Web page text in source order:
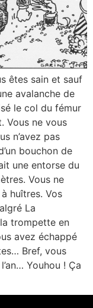
êtes sain et sauf
avalanche de
le col du fémur
Vous ne vous
n’avez pas
bouchon de
une entorse du
Vous ne
huîtres. Vos
La
trompette en
avez échappé
Bref, vous
Youhou ! Ça